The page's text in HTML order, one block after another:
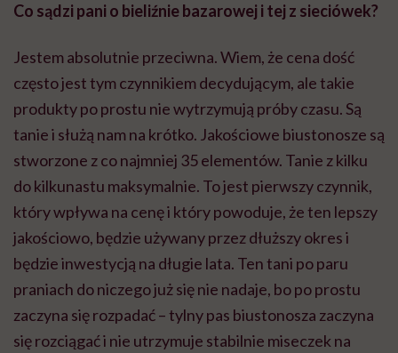
Co sądzi pani o bieliźnie bazarowej i tej z sieciówek?
Jestem absolutnie przeciwna. Wiem, że cena dość
często jest tym czynnikiem decydującym, ale takie
produkty po prostu nie wytrzymują próby czasu. Są
tanie i służą nam na krótko. Jakościowe biustonosze są
stworzone z co najmniej 35 elementów. Tanie z kilku
do kilkunastu maksymalnie. To jest pierwszy czynnik,
który wpływa na cenę i który powoduje, że ten lepszy
jakościowo, będzie używany przez dłuższy okres i
będzie inwestycją na długie lata. Ten tani po paru
praniach do niczego już się nie nadaje, bo po prostu
zaczyna się rozpadać – tylny pas biustonosza zaczyna
się rozciągać i nie utrzymuje stabilnie miseczek na